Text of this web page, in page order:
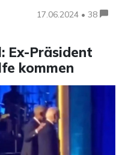
17.06.2024 • 38
Ex-Präsident
kommen